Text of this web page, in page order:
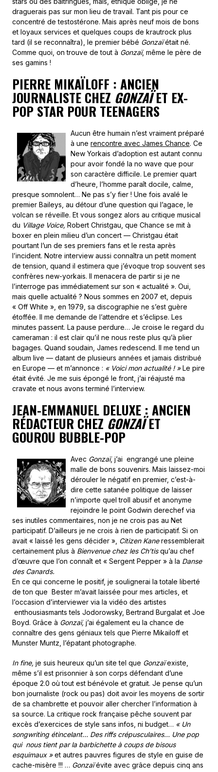
draguerais pas sur mon lieu de travail. Tant pis pour ce
concentré de testostérone. Mais après neuf mois de bons
et loyaux services et quelques coups de krautrock plus
tard (il se reconnaîtra), le premier bébé Gonzaïétait né.
Comme quoi, on trouve de tout à Gonzaï, même le père de
ses gamins !
PIERRE MIKAÏLOFF : ANCIEN
JOURNALISTE CHEZ GONZAÏET EX-
POP STAR POUR TEENAGERS
Aucun être humain n’est vraiment préparé
à une rencontre avec James Chance. Ce
New Yorkais d’adoption est autant connu
pour avoir fondé la no wave que pour
son caractère difficile. Le premier quart
d’heure, l’homme paraît docile, calme,
presque somnolent… Ne pas s’y fier ! Une fois avalé le
premier Baileys, au détour d’une question qui l’agace, le
volcan se réveille. Et vous songez alors au critique musical
du Village Voice, Robert Christgau, que Chance se mit à
boxer en plein milieu d’un concert — Christgau était
pourtant l’un de ses premiers fans et le resta après
l’incident. Notre interview aussi connaîtra un petit moment
de tension, quand il estimera que j’évoque trop souvent ses
confrères new-yorkais. Il menacera de partir si je ne
l’interroge pas immédiatement sur son « actualité ». Oui,
mais quelle actualité ? Nous sommes en 2007 et, depuis
« Off White », en 1979, sa discographie ne s’est guère
étoffée. Il me demande de l’attendre et s’éclipse. Les
minutes passent. La pause perdure… Je croise le regard du
cameraman : il est clair qu’il ne nous reste plus qu’à plier
bagages. Quand soudain, James redescend. Il me tend un
album live — datant de plusieurs années et jamais distribué
en Europe — et m’annonce : « Voici mon actualité ! »Le pire
était évité. Je me suis épongé le front, j’ai réajusté ma
cravate et nous avons terminé l’interview.
JEAN-EMMANUEL DELUXE : ANCIEN
RÉDACTEUR CHEZ GONZAÏET
GOUROU BUBBLE-POP
Avec Gonzaï, j’ai engrangé une pleine
malle de bons souvenirs. Mais laissez-moi
dérouler le négatif en premier, c’est-à-
dire cette satanée politique de laisser
n’importe quel troll abusif et anonyme
rejoindre le point Godwin derechef via
ses inutiles commentaires, non je ne crois pas au Net
participatif. D’ailleurs je ne crois à rien de participatif. Si on
avait « laissé les gens décider », Citizen Kaneressemblerait
certainement plus à Bienvenue chez les Ch’tisqu’au chef
d’œuvre que l’on connaît et « Sergent Pepper » à la Danse
des Canards.
En ce qui concerne le positif, je soulignerai la totale liberté
de ton que Bester m’avait laissée pour mes articles, et
l’occasion d’interviewer via la vidéo des artistes
enthousiasmants tels Jodorowsky, Bertrand Burgalat et Joe
Boyd. Grâce à Gonzaï, j’ai également eu la chance de
connaître des gens géniaux tels que Pierre Mikailoff et
Munster Muntz, l’épatant photographe.
In fine, je suis heureux qu’un site tel que Gonzaïexiste,
même s’il est prisonnier à son corps défendant d’une
époque 2.0 où tout est bénévole et gratuit. Je pense qu’un
bon journaliste (rock ou pas) doit avoir les moyens de sortir
de sa chambrette et pouvoir aller chercher l’information à
sa source. La critique rock française pêche souvent par
excès d’exercices de style sans infos, ni budget… « Un
songwriting étincelant… Des riffs crépusculaires… Une pop
qui nous tient par la barbichette à coups de bisous
esquimaux »et autres pauvres figures de style en guise de
cache-misère !!! … Gonzaïévite avec grâce depuis cinq ans